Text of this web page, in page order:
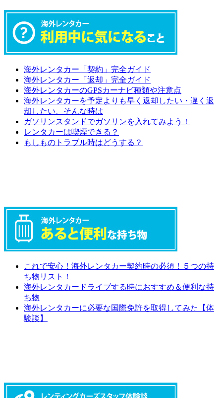
海外レンタカー「契約」完全ガイド
海外レンタカー「返却」完全ガイド
海外レンタカーのGPSカーナビ種類や注意点
海外レンタカーを予定よりも早く返却したい・遅く返
却したい、そんな時は
ガソリンスタンドでガソリンを入れてみよう！
レンタカーは喫煙できる？
もしものトラブル時はどうする？
これで安心！海外レンタカー契約時の必須！５つの持
ち物リスト！
海外レンタカードライブする時におすすめ＆便利な持
ち物
海外レンタカーに必要な国際免許を取得してみた【体
験談】